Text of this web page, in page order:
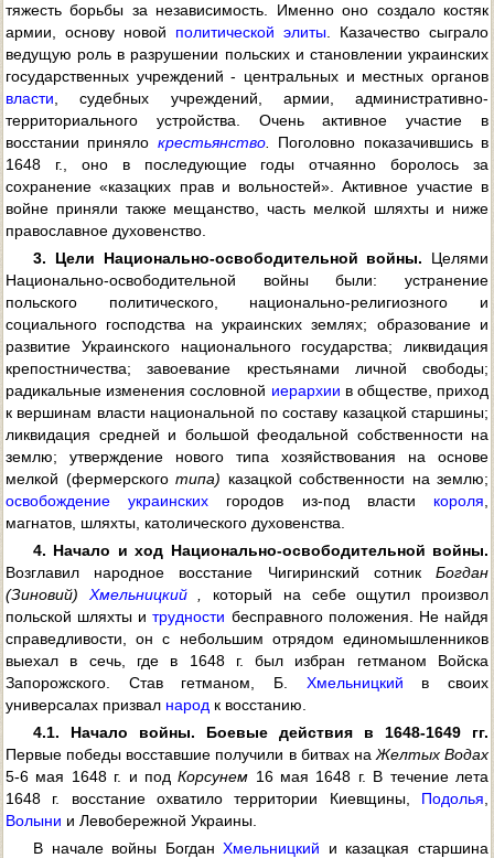
тяжесть борьбы за независимость. Именно оно создало костяк
армии, основу новой политической элиты . Казачество сыграло
ведущую роль в разрушении польских и становлении украинских
государственных учреждений - центральных и местных органов
власти , судебных учреждений, армии, административно-
территориального устройства. Очень активное участие в
восстании приняло крестьянство.
Поголовно показачившись в
1648 г., оно в последующие годы отчаянно боролось за
сохранение «казацких прав и вольностей». Активное участие в
войне приняли также мещанство, часть мелкой шляхты и ниже
православное духовенство.
3. Цели Национально-освободительной войны. Целями
Национально-освободительной войны были: устранение
польского политического, национально-религиозного и
социального господства на украинских землях; образование и
развитие Украинского национального государства; ликвидация
крепостничества; завоевание крестьянами личной свободы;
радикальные изменения сословной иерархии в обществе, приход
к вершинам власти национальной по составу казацкой старшины;
ликвидация средней и большой феодальной собственности на
землю; утверждение нового типа хозяйствования на основе
мелкой (фермерского типа) казацкой собственности на землю;
освобождение украинских городов из-под власти короля
магнатов, шляхты, католического духовенства.
4. Начало и ход Национально-освободительной войны.
Возглавил народное восстание Чигиринский сотник Богдан
(Зиновий) Хмельницкий,
который на себе ощутил произвол
польской шляхты итрудности бесправного положения. He найдя
справедливости, он с небольшим отрядом единомышленников
выехал в сечь, где в 1648 г. был избран гетманом Войска
Запорожского. Став гетманом, Б. Хмельницкий в своих
универсалах призвал народ к восстанию.
4.1. Начало войны. Боевые действия в 1648-1649 гг.
Первые победы восставшие получили в битвах на Желтых Водах
5-6 мая 1648 г. и подКорсунем 16 мая 1648 г. В течение лета
1648 г. восстание охватило территории Киевщины, Подолья
Волыни и Левобережной Украины.
В начале войны БогданХмельницкий и казацкая старшина